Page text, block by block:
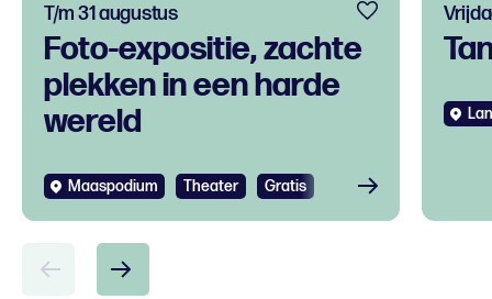
Foto-expositie, zachte
plekken in een harde
wereld
T/m 31 augustus
Maaspodium Theater Gratis